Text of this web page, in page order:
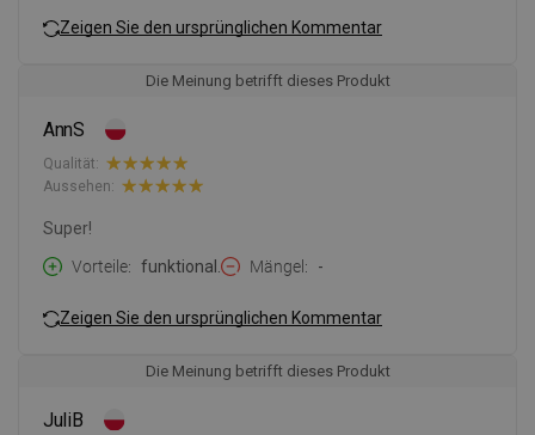
Zeigen Sie den ursprünglichen Kommentar
Die Meinung betrifft dieses Produkt
AnnS
Qualität:
Aussehen:
Super!
Vorteile
funktional. Mängel -
Zeigen Sie den ursprünglichen Kommentar
Die Meinung betrifft dieses Produkt
JuliB